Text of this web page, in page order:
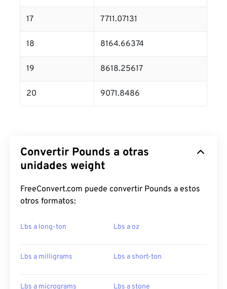
17 7711.07131
18 8164.66374
19 8618.25617
20 9071.8486
Convertir Pounds a otras
unidades weight
FreeConvert.com puede convertir Pounds a estos
otros formatos:
Lbs a long-ton Lbs a oz
Lbs a milligrams Lbs a short-ton
Lbs a micrograms Lbs a stone